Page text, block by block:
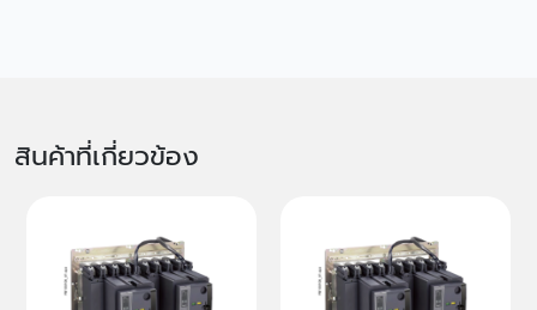
สินค้าที่เกี่ยวข้อง